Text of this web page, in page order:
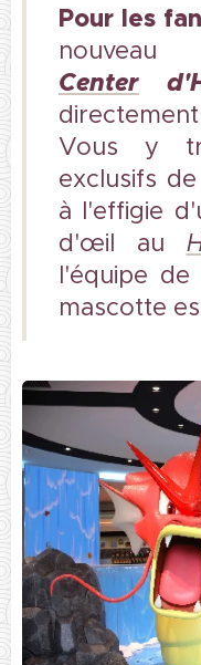
Pour les
Center
Vous y
exclusifs
à l'effigie
d'œil au
l'équipe de
mascotte